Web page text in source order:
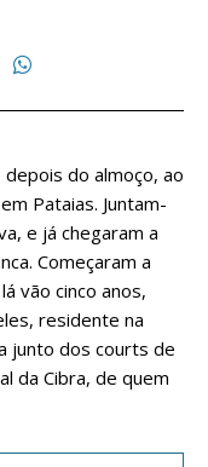
do almoço, ao
Pataias. Juntam-
e já chegaram a
Começaram a
vão cinco anos,
residente na
junto dos courts de
da Cibra, de quem